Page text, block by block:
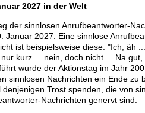
2027 in der Welt
der sinnlosen Anrufbeantworter-
Januar 2027. Eine sinnlose
ist beispielsweise diese: "Ich, äh
kurz ... nein, doch nicht ... Na gut,
wurde der Aktionstag im Jahr
sinnlosen Nachrichten ein Ende zu
denjenigen Trost spenden, die von
Nachrichten genervt sind.